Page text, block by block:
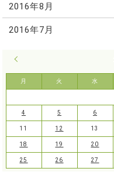
2016年8月
2016年7月
月 火 水
4 5 6
11 12 13
18 19 20
25 26 27